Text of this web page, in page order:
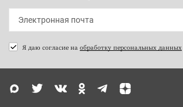
Я даю согласие на обработку персональных данных